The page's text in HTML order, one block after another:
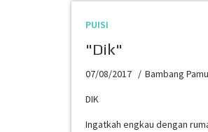
PUISI
"Dik"
07/08/2017
Bambang
DIK
Ingatkah engkau dengan